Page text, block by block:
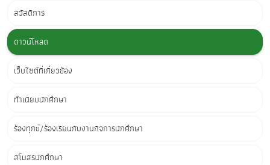
สวัสดิการ
ดาวน์โหลด
เว็บไซต์ที่เกี่ยวข้อง
ทำเนียบนักศึกษา
ร้องทุกข์/ร้องเรียนกับงานกิจการนักศึกษา
สโมสรนักศึกษา